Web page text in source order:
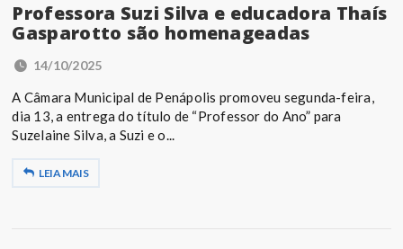
Professora Suzi Silva e educadora Thaís
Gasparotto são homenageadas
14/10/2025
A Câmara Municipal de Penápolis promoveu segunda-feira,
dia 13, a entrega do título de “Professor do Ano” para
Suzelaine Silva, a Suzi e o...
LEIA MAIS